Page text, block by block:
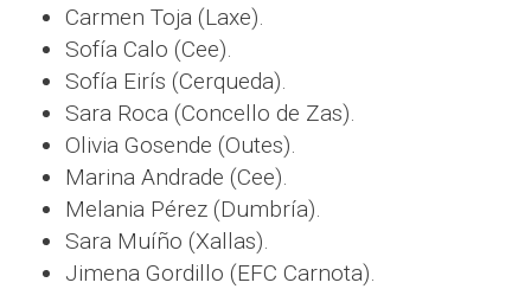
Carmen Toja (Laxe).
Sofía Calo (Cee).
Sofía Eirís (Cerqueda).
Sara Roca (Concello de Zas).
Olivia Gosende (Outes).
Marina Andrade (Cee).
Melania Pérez (Dumbría).
Sara Muíño (Xallas).
Jimena Gordillo (EFC Carnota).